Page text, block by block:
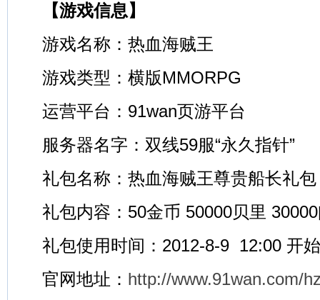
【游戏信息】
游戏名称：热血海贼王
游戏类型：横版MMORPG
运营平台：91wan页游平台
服务器名字： 双线59服“永久指针”
礼包名称：热血海贼王尊贵船长礼包
礼包内容：50金币 50000贝里
礼包使用时间：2012-8-9 12:00 开始
官网地址： http://www.91wan.com/